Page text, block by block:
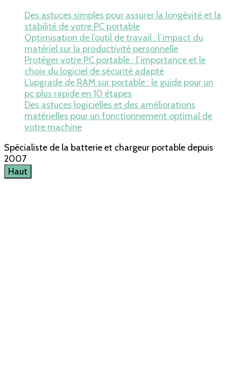
Des astuces simples pour assurer la longévité et la
stabilité de votre PC portable
Optimisation de l’outil de travail : l’impact du
matériel sur la productivité personnelle
Protéger votre PC portable : l’importance et le
choix du logiciel de sécurité adapté
L’upgrade de RAM sur portable : le guide pour un
pc plus rapide en 10 étapes
Des astuces logicielles et des améliorations
matérielles pour un fonctionnement optimal de
votre machine
Spécialiste de la batterie et chargeur portable depuis
2007
Haut